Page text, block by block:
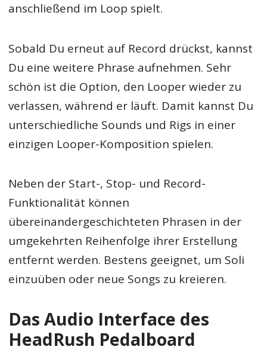
anschließend im Loop spielt.
Sobald Du erneut auf Record drückst, kannst
Du eine weitere Phrase aufnehmen. Sehr
schön ist die Option, den Looper wieder zu
verlassen, während er läuft. Damit kannst Du
unterschiedliche Sounds und Rigs in einer
einzigen Looper-Komposition spielen.
Neben der Start-, Stop- und Record-
Funktionalität können
übereinandergeschichteten Phrasen in der
umgekehrten Reihenfolge ihrer Erstellung
entfernt werden. Bestens geeignet, um Soli
einzuüben oder neue Songs zu kreieren.
Das Audio Interface des
HeadRush Pedalboard